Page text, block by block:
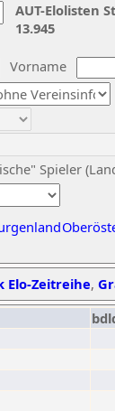
Vorname
Spieler
AUT-Elolisten
13.945
Elo-Zeitreihe,